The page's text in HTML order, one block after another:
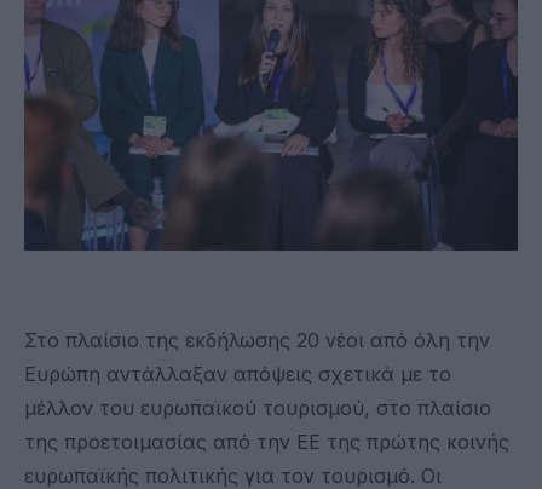
Στο πλαίσιο της εκδήλωσης 20 νέοι από όλη την
Ευρώπη αντάλλαξαν απόψεις σχετικά με το
μέλλον του ευρωπαϊκού τουρισμού, στο πλαίσιο
της προετοιμασίας από την ΕΕ της πρώτης κοινής
ευρωπαϊκής πολιτικής για τον τουρισμό. Οι